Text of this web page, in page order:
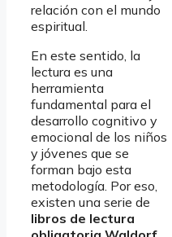
relación con el mundo
espiritual.
En este sentido, la
lectura es una
herramienta
fundamental para el
desarrollo cognitivo y
emocional de los niños
y jóvenes que se
forman bajo esta
metodología. Por eso,
existen una serie de
libros de lectura